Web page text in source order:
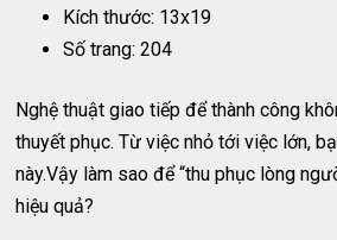
Kích thước: 13x19
Số trang: 204
Nghệ thuật giao tiếp để thành công
thuyết phục. Từ việc nhỏ tới việc lớn,
này.Vậy làm sao để “thu phục lòng
hiệu quả?